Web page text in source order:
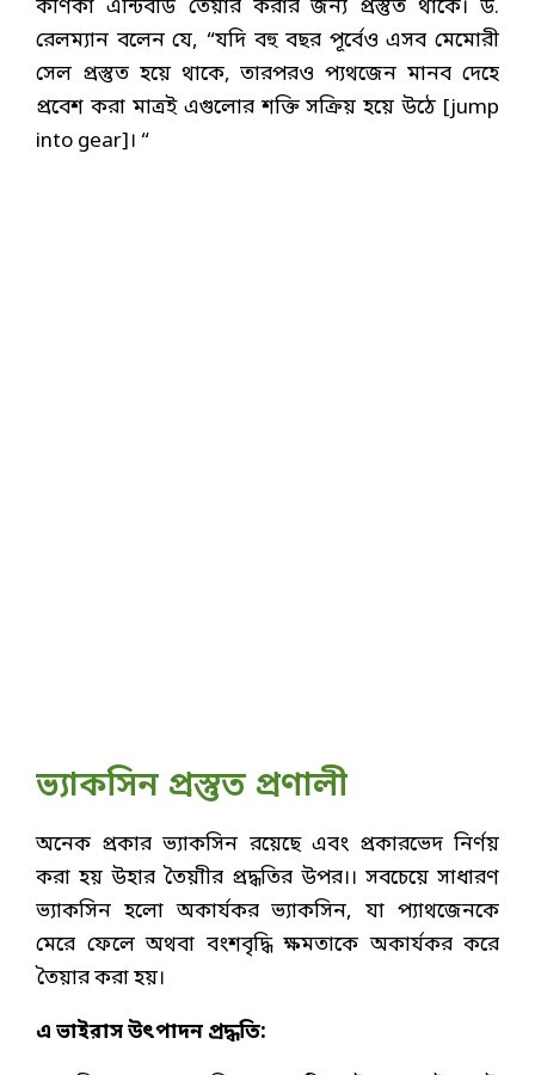
কণিকা এন্টিবডি তৈয়ার করার জন্য প্রস্তুত থাকে। ড.
রেলম্যান বলেন যে, “যদি বহু বছর পূর্বেও এসব মেমোরী
সেল প্রস্তুত হয়ে থাকে, তারপরও প্যথজেন মানব দেহে
প্রবেশ করা মাত্রই এগুলোর শক্তি সক্রিয় হয়ে উঠে [jump
into gear]। “
ভ্যাকসিন প্রস্তুত প্রণালী
অনেক প্রকার ভ্যাকসিন রয়েছে এবং প্রকারভেদ নির্ণয়
করা হয় উহার তৈয়াীর প্রদ্ধতির উপর।। সবচেয়ে সাধারণ
ভ্যাকসিন হলো অকার্যকর ভ্যাকসিন, যা প্যাথজেনকে
মেরে ফেলে অথবা বংশবৃদ্ধি ক্ষমতাকে অকার্যকর করে
তৈয়ার করা হয়।
এ ভাইরাস উৎপাদন প্রদ্ধতি: